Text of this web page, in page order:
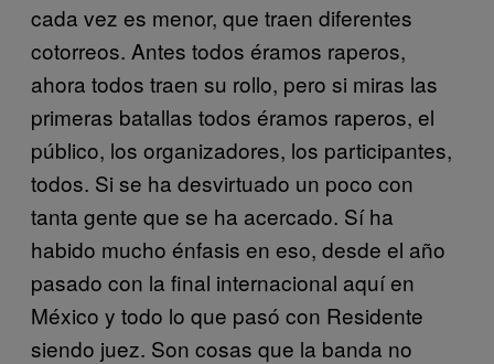
cada vez es menor, que traen diferentes
cotorreos. Antes todos éramos raperos,
ahora todos traen su rollo, pero si miras las
primeras batallas todos éramos raperos, el
público, los organizadores, los participantes,
todos. Si se ha desvirtuado un poco con
tanta gente que se ha acercado. Sí ha
habido mucho énfasis en eso, desde el año
pasado con la final internacional aquí en
México y todo lo que pasó con Residente
siendo juez. Son cosas que la banda no